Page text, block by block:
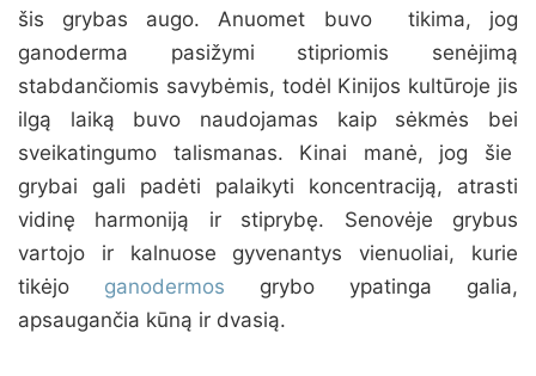
šis grybas augo. Anuomet buvo tikima, jog
ganoderma pasižymi stipriomis senėjimą
stabdančiomis savybėmis, todėl Kinijos kultūroje jis
ilgą laiką buvo naudojamas kaip sėkmės bei
sveikatingumo talismanas. Kinai manė, jog šie
grybai gali padėti palaikyti koncentraciją, atrasti
vidinę harmoniją ir stiprybę. Senovėje grybus
vartojo ir kalnuose gyvenantys vienuoliai, kurie
tikėjo ganodermos grybo ypatinga galia,
apsaugančia kūną ir dvasią.